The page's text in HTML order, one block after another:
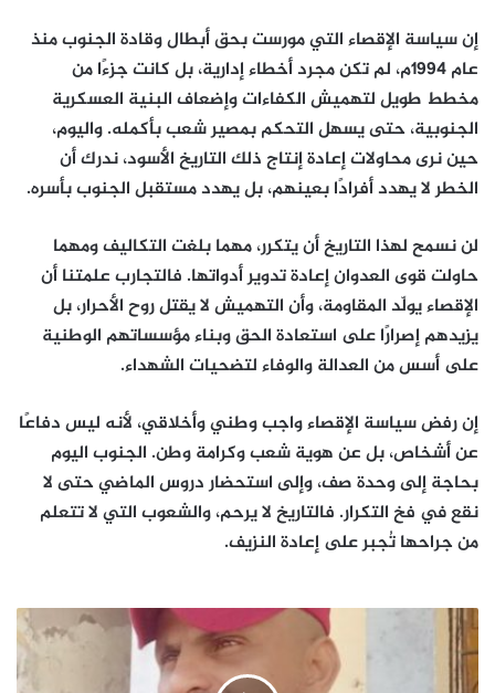
إن سياسة الإقصاء التي مورست بحق أبطال وقادة الجنوب منذ
عام 1994م، لم تكن مجرد أخطاء إدارية، بل كانت جزءًا من
مخطط طويل لتهميش الكفاءات وإضعاف البنية العسكرية
الجنوبية، حتى يسهل التحكم بمصير شعب بأكمله. واليوم،
حين نرى محاولات إعادة إنتاج ذلك التاريخ الأسود، ندرك أن
الخطر لا يهدد أفرادًا بعينهم، بل يهدد مستقبل الجنوب بأسره.
لن نسمح لهذا التاريخ أن يتكرر، مهما بلغت التكاليف ومهما
حاولت قوى العدوان إعادة تدوير أدواتها. فالتجارب علمتنا أن
الإقصاء يولّد المقاومة، وأن التهميش لا يقتل روح الأحرار، بل
يزيدهم إصرارًا على استعادة الحق وبناء مؤسساتهم الوطنية
على أسس من العدالة والوفاء لتضحيات الشهداء.
إن رفض سياسة الإقصاء واجب وطني وأخلاقي، لأنه ليس دفاعًا
عن أشخاص، بل عن هوية شعب وكرامة وطن. الجنوب اليوم
بحاجة إلى وحدة صف، وإلى استحضار دروس الماضي حتى لا
نقع في فخ التكرار. فالتاريخ لا يرحم، والشعوب التي لا تتعلم
من جراحها تُجبر على إعادة النزيف.
#خضر
الميسري
:وعي
جماعي